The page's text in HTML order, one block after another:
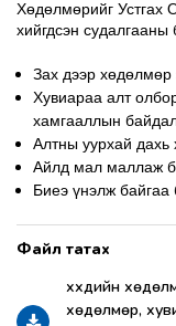
Хөдөлмөрийг Устгах
хийгдсэн судалгааны
Зах дээр хөдөлмөр
Хувиараа алт
хамгааллын
Алтны уурхай
Айлд мал маллаж
Биеэ үнэлж байгаа
хүүхдийн
хөдөлмөр,